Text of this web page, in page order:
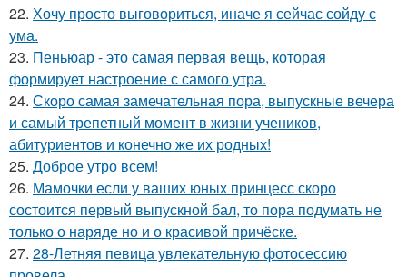
22. Хочу просто выговориться, иначе я сейчас сойду с
ума.
23. Пеньюар - это самая первая вещь, которая
формирует настроение с самого утра.
24. Скоро самая замечательная пора, выпускные вечера
и самый трепетный момент в жизни учеников,
абитуриентов и конечно же их родных!
25. Доброе утро всем!
26. Мамочки если у ваших юных принцесс скоро
состоится первый выпускной бал, то пора подумать не
только о наряде но и о красивой причёске.
27. 28-Летняя певица увлекательную фотосессию